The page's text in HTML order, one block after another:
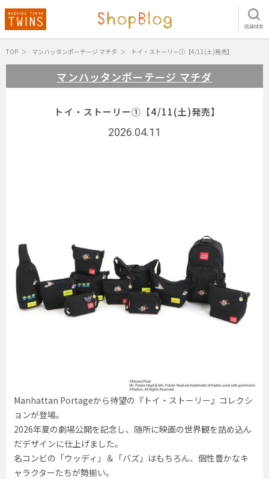
店舗検索
TOP マンハッタンポーテージ マチダ トイ・ストーリー①【4/11(土)発売】
マンハッタンポーテージ マチダ
トイ・ストーリー①【4/11(土)発売】
2026.04.11
Manhattan Portageから待望の『トイ・ストーリー』コレクシ
ョンが登場。
2026年夏の劇場公開を記念し、随所に映画の世界観を詰め込ん
だデザインに仕上げました。
名コンビの「ウッディ」＆「バズ」はもちろん、個性豊かなキ
ャラクターたちが勢揃い。